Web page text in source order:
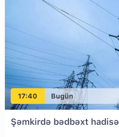
17:40 Bugün
Şəmkirdə bədbəxt hadisə